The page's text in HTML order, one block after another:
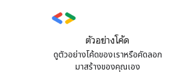
ตัวอย่างโค้ด
ดูตัวอย่างโค้ดของเราหรือคัดลอก
มาสร้างของคุณเอง